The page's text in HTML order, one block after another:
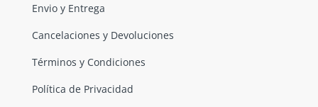
Envio y Entrega
Cancelaciones y Devoluciones
Términos y Condiciones
Política de Privacidad